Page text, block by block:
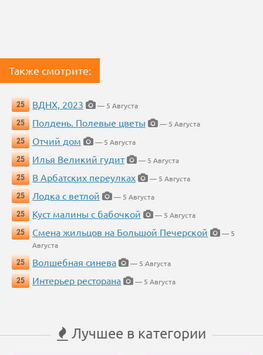
Также смотрите:
25 ВДНХ, 2023
— 5 Августа
25
Полдень. Полевые цветы
— 5 Августа
25
Отчий дом
— 5 Августа
25
Илья Великий гудит
— 5 Августа
25
В Арбатских переулках
— 5 Августа
25
Лодка с ветлой
— 5 Августа
25
Куст малины с бабочкой
— 5 Августа
25
Смена жильцов на Большой Печерской
— 5
Августа
25
Волшебная синева
— 5 Августа
25
Интерьер ресторана — 5 Августа
Лучшее в категории